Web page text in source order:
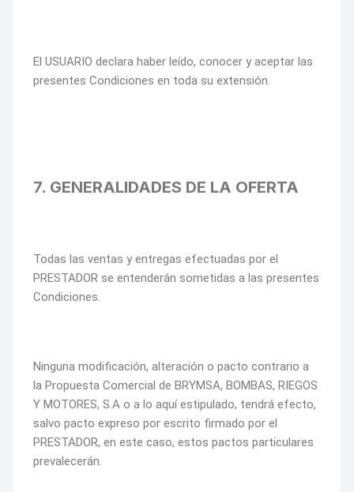
El USUARIO declara haber leído, conocer y aceptar las
presentes Condiciones en toda su extensión.
7. GENERALIDADES DE LA OFERTA
Todas las ventas y entregas efectuadas por el
PRESTADOR se entenderán sometidas a las presentes
Condiciones.
Ninguna modificación, alteración o pacto contrario a
la Propuesta Comercial de BRYMSA, BOMBAS, RIEGOS
Y MOTORES, S.A o a lo aquí estipulado, tendrá efecto,
salvo pacto expreso por escrito firmado por el
PRESTADOR, en este caso, estos pactos particulares
prevalecerán.